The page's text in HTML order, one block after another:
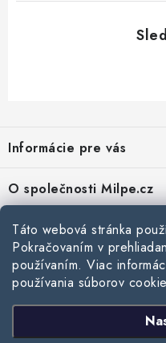
Táto webová stránka
Pokračovaním v
používaním. Viac
používania súborov
p
ä
t
Informácie pre vás
Reklamace a vrácení zboží
Zásady používania súborov
Podmínky ochrany osobních
Obchodní podmínky
Mapa webu Milpe.sk
O společnosti Milpe.cz
Často sa nás pýtate
O spoločnosti Milpe
Kontakty
Kontaktné informácie
O spoločnosti Milpe
Stavebný blog
Ako vybrať správnu difúznu
Prijímame online platby